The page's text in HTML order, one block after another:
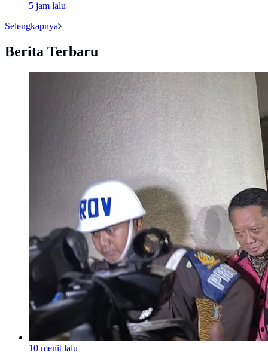
5 jam lalu
Selengkapnya
Berita Terbaru
10 menit lalu